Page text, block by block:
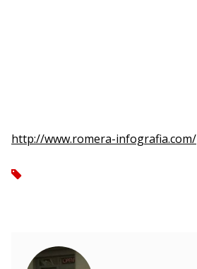
http://www.romera-infografia.com/
tag